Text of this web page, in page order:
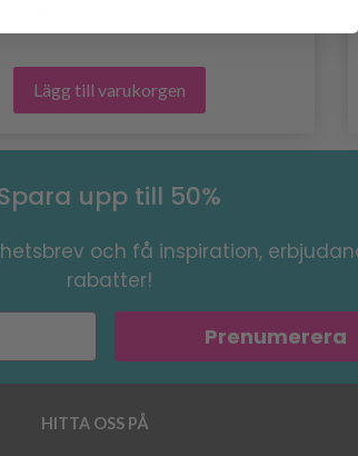
Lägg till varukorgen
upp till 50%
och få inspiration,
rabatter!
Prenumerera
HITTA OSS PÅ